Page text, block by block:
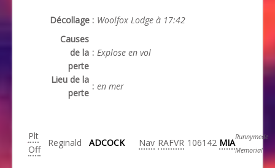
Décollage : Woolfox Lodge à 17:42
Causes
de la
perte
: Explose en vol
Lieu de la
perte
: en mer
Plt
Off
Reginald ADCOCK Nav RAFVR 106142 MIARunnymede
Memorial